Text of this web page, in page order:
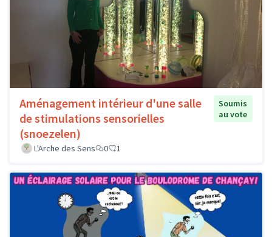
Aménagement intérieur d'une salle
de stimulations sensorielles
(snoezelen)
Soumis
au vote
L'Arche des Sens 0 1